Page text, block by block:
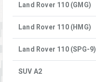
Land Rover 110 (GMG)
Land Rover 110 (HMG)
Land Rover 110 (SPG-9)
SUV A2